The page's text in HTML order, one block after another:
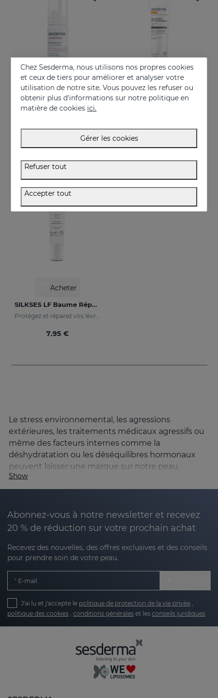
Acheter
Prévention et traitement des irritations et brûlures de toutes sortes.
24.95 €
Acheter
Baume après rasage qui apaise, hydrate et prévient les irritations
21.95 €
Acheter
SILKSES LF Baume Réparateur Nez Et Lèvres
Protégez et réparez vos lèvres
7.95 €
Le stress environnemental, les agressions
extérieures, les traitements médicaux agressifs ou
même des facteurs internes comme la
déshydratation ou les déséquilibres hormonaux
peuvent laisser une marque sur notre peau.
Sécheresse extrême, irritation ou rougeur ne sont
que quelques-uns des signes qui montrent que
endommagée.
Chez Sesderma, nous comprenons que chaque
peau raconte une histoire. C’est pourquoi nous
avons développé des solutions spécifiques qui
avec des formules délicates et efficaces conçues
pourréparer, renforcer et redonner de la vitalité
aux peaux abîmées.
Qu'entend-on par peau endommagée ?
La peau endommagée n'est pas un type de peau,
état temporaire dans lequel la fonction
barrière de l'épiderme est compromise.
être dû à plusieurs causes :
Show
Abonnez-vous à notre newsletter et recevez
20 % de réduction sur votre prochain achat
Recevez des nouvelles, des offres exclusives et des conseils
pour prendre soin de votre peau.
E-mail
J'ai lu et j'accepte le politique de protection de la vie privée ,
politique des cookies , conditions générales et les conseils juridiques
Chez Sesderma, nous utilisons nos propres cookies
et ceux de tiers pour améliorer et analyser votre
utilisation de notre site. Vous pouvez les refuser ou
obtenir plus d'informations sur notre politique en
matière de cookies ici.
Gérer les cookies
Refuser tout
Accepter tout